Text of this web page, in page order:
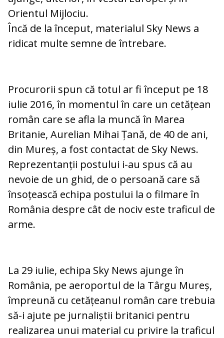
Orientul Mijlociu.
Încă de la început, materialul Sky News a
ridicat multe semne de întrebare.
Procurorii spun că totul ar fi început pe 18
iulie 2016, în momentul în care un cetățean
român care se afla la muncă în Marea
Britanie, Aurelian Mihai Țană, de 40 de ani,
din Mureș, a fost contactat de Sky News.
Reprezentanții postului i-au spus că au
nevoie de un ghid, de o persoană care să
însoțească echipa postului la o filmare în
România despre cât de nociv este traficul de
arme.
La 29 iulie, echipa Sky News ajunge în
România, pe aeroportul de la Târgu Mureș,
împreună cu cetățeanul român care trebuia
să-i ajute pe jurnaliștii britanici pentru
realizarea unui material cu privire la traficul